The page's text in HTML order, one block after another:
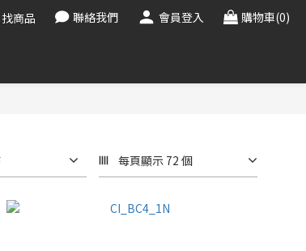
找商品 聯絡我們 會員登入 購物車(0)
每頁顯示 72 個